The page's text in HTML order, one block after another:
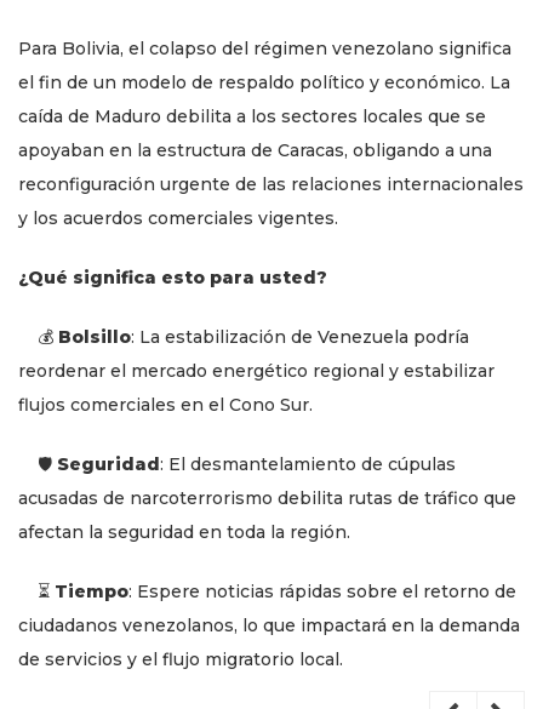
Para Bolivia, el colapso del régimen venezolano significa
el fin de un modelo de respaldo político y económico. La
caída de Maduro debilita a los sectores locales que se
apoyaban en la estructura de Caracas, obligando a una
reconfiguración urgente de las relaciones internacionales
y los acuerdos comerciales vigentes.
¿Qué significa esto para usted?
💰 Bolsillo: La estabilización de Venezuela podría
reordenar el mercado energético regional y estabilizar
flujos comerciales en el Cono Sur.
🛡️ Seguridad: El desmantelamiento de cúpulas
acusadas de narcoterrorismo debilita rutas de tráfico que
afectan la seguridad en toda la región.
⏳ Tiempo: Espere noticias rápidas sobre el retorno de
ciudadanos venezolanos, lo que impactará en la demanda
de servicios y el flujo migratorio local.